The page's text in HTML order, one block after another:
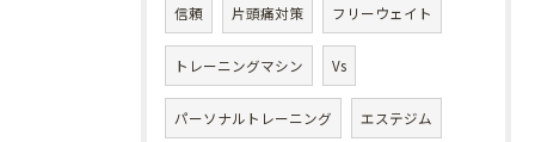
信頼 片頭痛対策 フリーウェイト
トレーニングマシン Vs
パーソナルトレーニング エステジム